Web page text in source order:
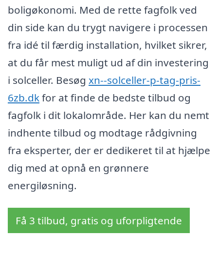
boligøkonomi. Med de rette fagfolk ved
din side kan du trygt navigere i processen
fra idé til færdig installation, hvilket sikrer,
at du får mest muligt ud af din investering
i solceller. Besøg xn--solceller-p-tag-pris-
6zb.dkfor at finde de bedste tilbud og
fagfolk i dit lokalområde. Her kan du nemt
indhente tilbud og modtage rådgivning
fra eksperter, der er dedikeret til at hjælpe
dig med at opnå en grønnere
energiløsning.
Få 3 tilbud, gratis og uforpligtende